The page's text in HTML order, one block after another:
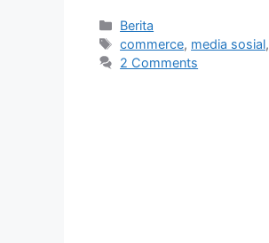
Categories
Berita
Tags
commerce, media sosial,
2 Comments